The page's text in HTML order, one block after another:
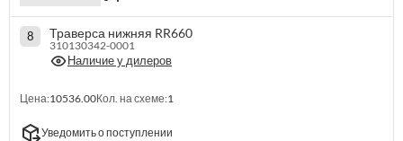
8 Траверса нижняя RR660
310130342-0001
Наличие у дилеров
Цена:10536.00Кол. на схеме:1
Уведомить о поступлении